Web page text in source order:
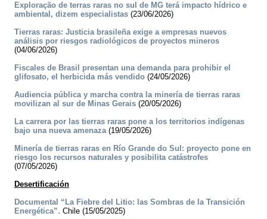
Exploração de terras raras no sul de MG terá impacto hídrico e
ambiental, dizem especialistas (23/06/2026)
Tierras raras: Justicia brasileña exige a empresas nuevos
análisis por riesgos radiológicos de proyectos mineros
(04/06/2026)
Fiscales de Brasil presentan una demanda para prohibir el
glifosato, el herbicida más vendido (24/05/2026)
Audiencia pública y marcha contra la minería de tierras raras
movilizan al sur de Minas Gerais (20/05/2026)
La carrera por las tierras raras pone a los territorios indígenas
bajo una nueva amenaza(19/05/2026)
Minería de tierras raras en Río Grande do Sul: proyecto pone en
riesgo los recursos naturales y posibilita catástrofes
(07/05/2026)
Desertificación
Documental “La Fiebre del Litio: las Sombras de la Transición
Energética”. Chile (15/05/2025)